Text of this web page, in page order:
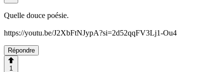
Quelle douce poésie.
https://youtu.be/J2XbFtNJypA?si=2d52qqFV3Lj1-Ou4
Répondre
1